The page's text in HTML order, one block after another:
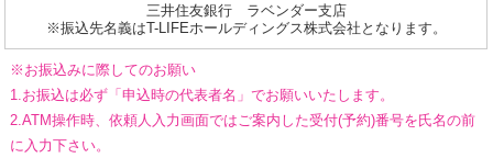
三井住友銀行 ラベンダー支店
※振込先名義はT-LIFEホールディングス株式会社となります。
※お振込みに際してのお願い
1.お振込は必ず「申込時の代表者名」でお願いいたします。
2.ATM操作時、依頼人入力画面ではご案内した受付(予約)番号を氏名の前
に入力下さい。